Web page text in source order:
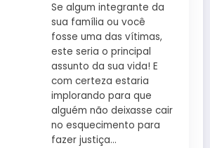
Se algum integrante da
sua família ou você
fosse uma das vítimas,
este seria o principal
assunto da sua vida! E
com certeza estaria
implorando para que
alguém não deixasse cair
no esquecimento para
fazer justiça…